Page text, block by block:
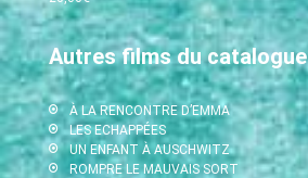
Autres films du catalogue
À LA RENCONTRE D’EMMA
LES ECHAPPÉES
UN ENFANT À AUSCHWITZ
ROMPRE LE MAUVAIS SORT